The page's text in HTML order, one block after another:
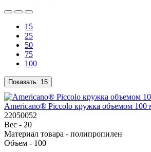
15
25
50
75
100
Показать: 15
Americano® Piccolo кружка объемом 100
22050052
Вес - 20
Материал товара - полипропилен
Объем - 100